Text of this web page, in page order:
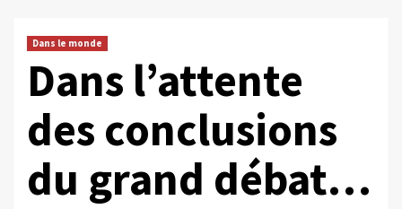
Dans le monde
Dans l’attente
des conclusions
du grand débat…